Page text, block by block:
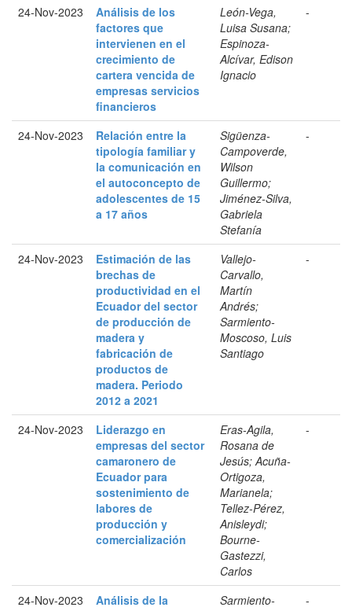
24-Nov-2023
Análisis de los
factores que
intervienen en el
crecimiento de
cartera vencida de
empresas servicios
financieros
León-Vega,
Luisa Susana;
Espinoza-
Alcívar, Edison
Ignacio
-
24-Nov-2023
Relación entre la
tipología familiar y
la comunicación en
el autoconcepto de
adolescentes de 15
a 17 años
Sigüenza-
Campoverde,
Wilson
Guillermo;
Jiménez-Silva,
Gabriela
Stefanía
-
24-Nov-2023
Estimación de las
brechas de
productividad en el
Ecuador del sector
de producción de
madera y
fabricación de
productos de
madera. Periodo
2012 a 2021
Vallejo-
Carvallo,
Martín
Andrés;
Sarmiento-
Moscoso, Luis
Santiago
-
24-Nov-2023
Liderazgo en
empresas del sector
camaronero de
Ecuador para
sostenimiento de
labores de
producción y
comercialización
Eras-Agila,
Rosana de
Jesús; Acuña-
Ortigoza,
Marianela;
Tellez-Pérez,
Anisleydi;
Bourne-
Gastezzi,
Carlos
-
24-Nov-2023
Análisis de la
Sarmiento-
-